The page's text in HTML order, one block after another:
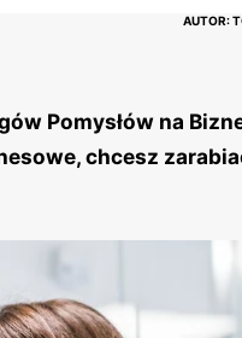
AUTOR:
Pomysłów na
chcesz